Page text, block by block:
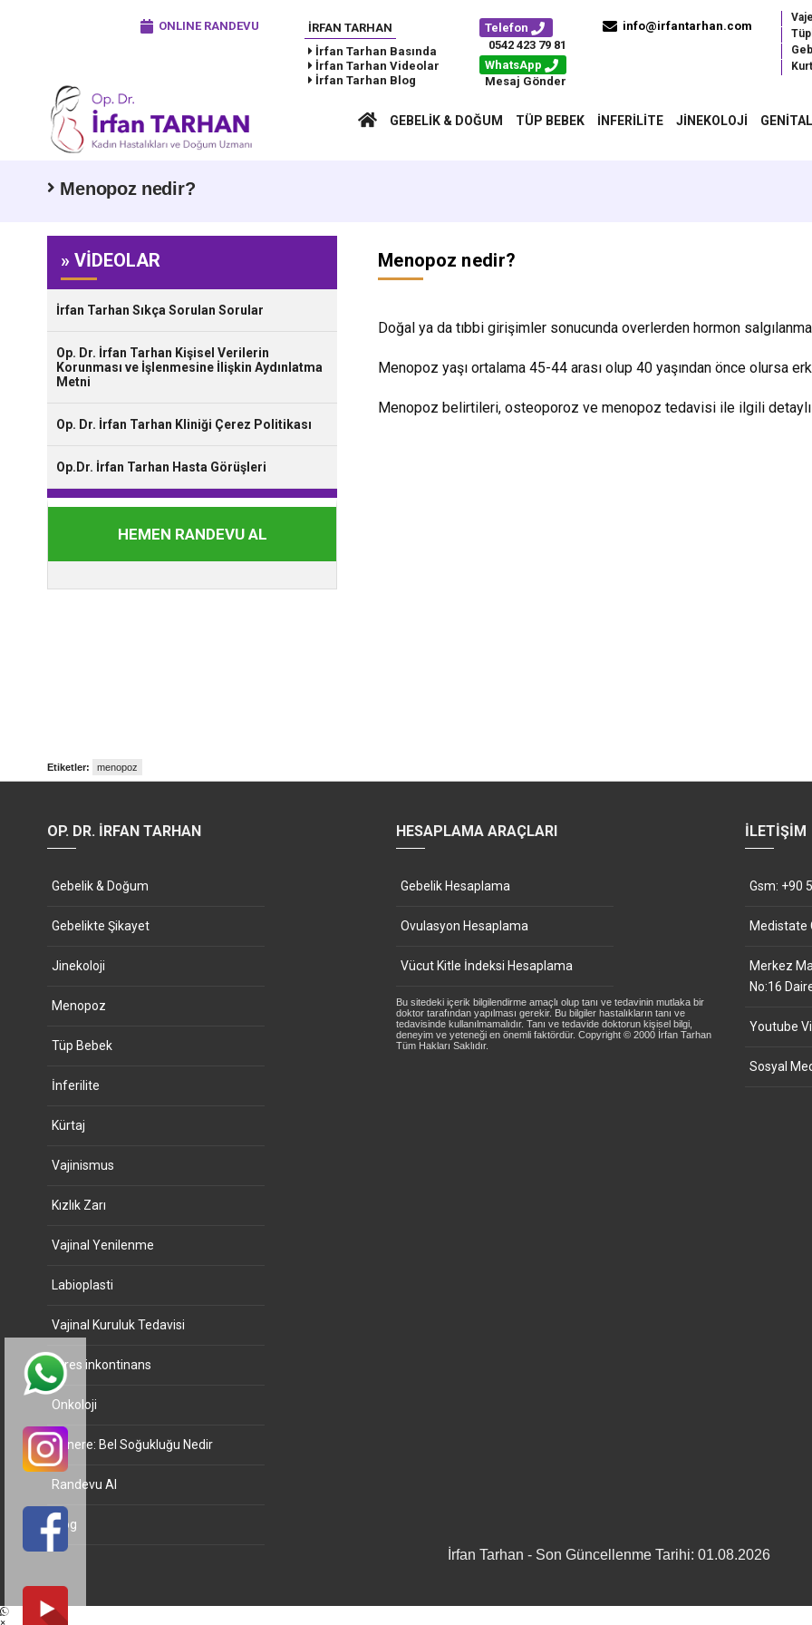
ONLINE RANDEVU
İRFAN TARHAN
İrfan Tarhan Basında
İrfan Tarhan Videolar
İrfan Tarhan Blog
Telefon
0542 423 79 81
WhatsApp
Mesaj Gönder
info@irfantarhan.com
GEBELIK & DOĞUM TÜP BEBEK İNFERILITE JINEKOLOJI
Menopoz nedir?
» VİDEOLAR
İrfan Tarhan Sıkça Sorulan Sorular
Op. Dr. İrfan Tarhan Kişisel Verilerin
Korunması ve İşlenmesine İlişkin Aydınlatma
Metni
Op. Dr. İrfan Tarhan Kliniği Çerez Politikası
Op.Dr. İrfan Tarhan Hasta Görüşleri
HEMEN RANDEVU AL
Menopoz nedir?
Doğal ya da tıbbi girişimler sonucunda overlerden hormon
Menopoz yaşı ortalama 45-44 arası olup 40 yaşından önce olursa
Menopoz belirtileri, osteoporoz ve menopoz tedavisi ile ilgili
Etiketler: menopoz
OP. DR. İRFAN TARHAN
Gebelik & Doğum
Gebelikte Şikayet
Jinekoloji
Menopoz
Tüp Bebek
İnferilite
Kürtaj
Vajinismus
Kızlık Zarı
Vajinal Yenilenme
Labioplasti
Vajinal Kuruluk Tedavisi
Stres inkontinans
Onkoloji
Gonere: Bel Soğukluğu Nedir
Randevu Al
Blog
HESAPLAMA ARAÇLARI
Gebelik Hesaplama
Ovulasyon Hesaplama
Vücut Kitle İndeksi Hesaplama
Bu sitedeki içerik bilgilendirme amaçlı olup tanı ve tedavinin mutlaka bir
doktor tarafından yapılması gerekir. Bu bilgiler hastalıkların tanı ve
tedavisinde kullanılmamalıdır. Tanı ve tedavide doktorun kişisel bilgi,
deneyim ve yeteneği en önemli faktördür. Copyright © 2000 İrfan Tarhan
Tüm Hakları Saklıdır.
İLETIŞIM
Gsm: +90
Medistate
Merkez
No:16
Youtube
Sosyal
İrfan Tarhan - Son Güncellenme Tarihi: 01.08.2026
×